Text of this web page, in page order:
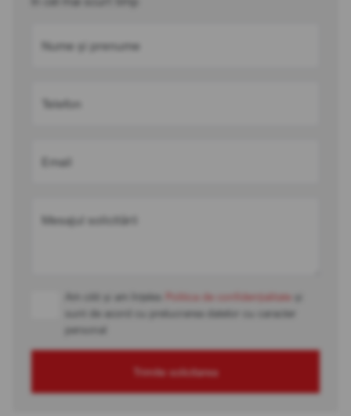
Nume și prenume
Telefon
Email
Mesajul solicitării
Am citit și am înțeles Politica de confidențialitate
sunt de acord cu prelucrarea datelor cu caracter
personal
Trimite solicitarea